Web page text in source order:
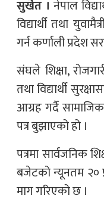
सुर्खेत । नेपाल
विद्यार्थी तथा
गर्न कर्णाली प्रदेश
संघले शिक्षा,
तथा विद्यार्थी
आग्रह गर्दै
पत्र बुझाएको हो ।
पत्रमा सार्वजनिक
बजेटको न्यूनतम २०
माग गरिएको छ ।